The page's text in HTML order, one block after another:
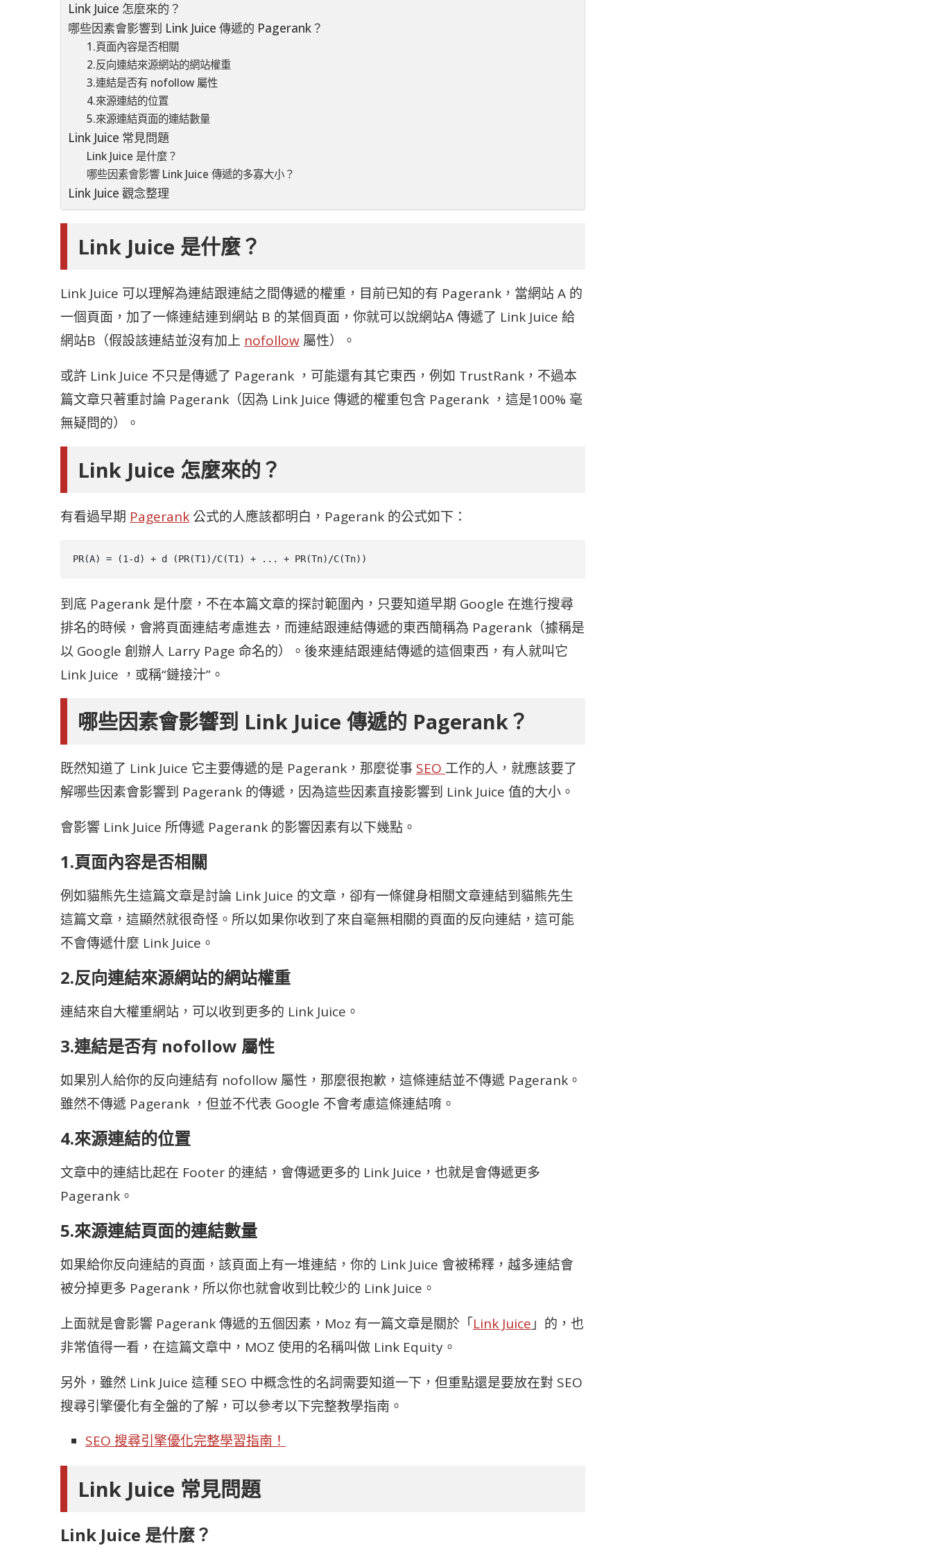
Link Juice 怎麼來的？
哪些因素會影響到 Link Juice 傳遞的 Pagerank？
1.頁面內容是否相關
2.反向連結來源網站的網站權重
3.連結是否有 nofollow 屬性
4.來源連結的位置
5.來源連結頁面的連結數量
Link Juice 常見問題
Link Juice 是什麼？
哪些因素會影響 Link Juice 傳遞的多寡大小？
Link Juice 觀念整理
Link Juice 是什麼？
Link Juice 可以理解為連結跟連結之間傳遞的權重，目前已知的有 Pagerank，當網站 A 的
一個頁面，加了一條連結連到網站 B 的某個頁面，你就可以說網站A 傳遞了 Link Juice 給
網站B（假設該連結並沒有加上 nofollow 屬性）。
或許 Link Juice 不只是傳遞了 Pagerank ，可能還有其它東西，例如 TrustRank，不過本
篇文章只著重討論 Pagerank（因為 Link Juice 傳遞的權重包含 Pagerank ，這是100% 毫
無疑問的）。
Link Juice 怎麼來的？
有看過早期 Pagerank 公式的人應該都明白，Pagerank 的公式如下：
PR(A) = (1-d) + d (PR(T1)/C(T1) + ... + PR(Tn)/C(Tn))
到底 Pagerank 是什麼，不在本篇文章的探討範圍內，只要知道早期 Google 在進行搜尋
排名的時候，會將頁面連結考慮進去，而連結跟連結傳遞的東西簡稱為 Pagerank（據稱是
以 Google 創辦人 Larry Page 命名的）。後來連結跟連結傳遞的這個東西，有人就叫它
Link Juice ，或稱“鏈接汁”。
哪些因素會影響到 Link Juice 傳遞的 Pagerank？
既然知道了 Link Juice 它主要傳遞的是 Pagerank，那麼從事 SEO 工作的人，就應該要了
解哪些因素會影響到 Pagerank 的傳遞，因為這些因素直接影響到 Link Juice 值的大小。
會影響 Link Juice 所傳遞 Pagerank 的影響因素有以下幾點。
1.頁面內容是否相關
例如貓熊先生這篇文章是討論 Link Juice 的文章，卻有一條健身相關文章連結到貓熊先生
這篇文章，這顯然就很奇怪。所以如果你收到了來自毫無相關的頁面的反向連結，這可能
不會傳遞什麼 Link Juice。
2.反向連結來源網站的網站權重
連結來自大權重網站，可以收到更多的 Link Juice。
3.連結是否有 nofollow 屬性
如果別人給你的反向連結有 nofollow 屬性，那麼很抱歉，這條連結並不傳遞 Pagerank。
雖然不傳遞 Pagerank ，但並不代表 Google 不會考慮這條連結唷。
4.來源連結的位置
文章中的連結比起在 Footer 的連結，會傳遞更多的 Link Juice，也就是會傳遞更多
Pagerank。
5.來源連結頁面的連結數量
如果給你反向連結的頁面，該頁面上有一堆連結，你的 Link Juice 會被稀釋，越多連結會
被分掉更多 Pagerank，所以你也就會收到比較少的 Link Juice。
上面就是會影響 Pagerank 傳遞的五個因素，Moz 有一篇文章是關於「Link Juice 」的，也
非常值得一看，在這篇文章中，MOZ 使用的名稱叫做 Link Equity。
另外，雖然 Link Juice 這種 SEO 中概念性的名詞需要知道一下，但重點還是要放在對 SEO
搜尋引擎優化有全盤的了解，可以參考以下完整教學指南。
SEO 搜尋引擎優化完整學習指南！
Link Juice 常見問題
Link Juice 是什麼？